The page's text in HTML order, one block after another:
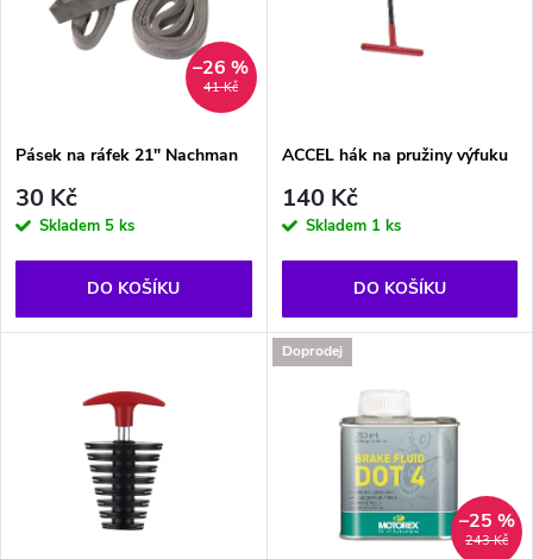
p
r
d
s
p
r
o
41 Kč
–26 %
Pásek na ráfek 21" Nachman
30 Kč
Skladem 5 ks
DO KOŠÍKU
ACCEL hák na pružiny výfuku
140 Kč
Skladem 1 ks
DO KOŠÍKU
Doprodej
243 Kč
–25 %